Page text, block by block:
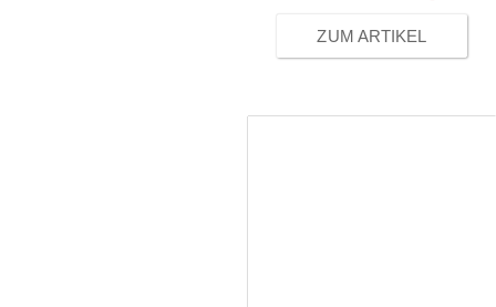
ZUM ARTIKEL